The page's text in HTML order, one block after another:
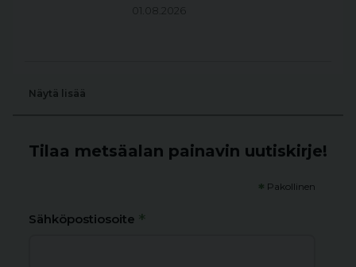
01.08.2026
Näytä lisää
Tilaa metsäalan painavin uutiskirje!
* Pakollinen
Sähköpostiosoite *